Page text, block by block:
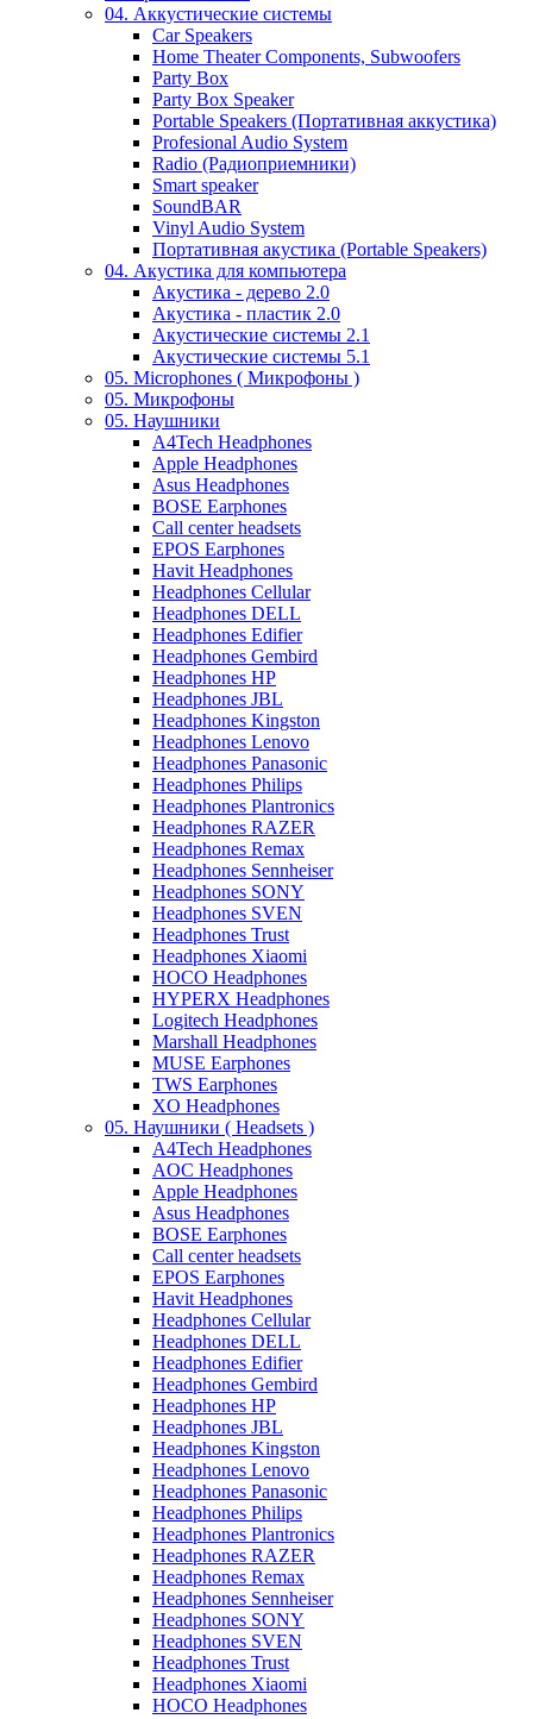
04. Аккустические системы
Car Speakers
Home Theater Components, Subwoofers
Party Box
Party Box Speaker
Portable Speakers (Портативная аккустика)
Profesional Audio System
Radio (Радиоприемники)
Smart speaker
SoundBAR
Vinyl Audio System
Портативная акустика (Portable Speakers)
04. Акустика для компьютера
Акустика - дерево 2.0
Акустика - пластик 2.0
Акустические системы 2.1
Акустические системы 5.1
05. Microphones ( Микрофоны )
05. Микрофоны
05. Наушники
A4Tech Headphones
Apple Headphones
Asus Headphones
BOSE Earphones
Call center headsets
EPOS Earphones
Havit Headphones
Headphones Cellular
Headphones DELL
Headphones Edifier
Headphones Gembird
Headphones HP
Headphones JBL
Headphones Kingston
Headphones Lenovo
Headphones Panasonic
Headphones Philips
Headphones Plantronics
Headphones RAZER
Headphones Remax
Headphones Sennheiser
Headphones SONY
Headphones SVEN
Headphones Trust
Headphones Xiaomi
HOCO Headphones
HYPERX Headphones
Logitech Headphones
Marshall Headphones
MUSE Earphones
TWS Earphones
XO Headphones
05. Наушники ( Headsets )
A4Tech Headphones
AOC Headphones
Apple Headphones
Asus Headphones
BOSE Earphones
Call center headsets
EPOS Earphones
Havit Headphones
Headphones Cellular
Headphones DELL
Headphones Edifier
Headphones Gembird
Headphones HP
Headphones JBL
Headphones Kingston
Headphones Lenovo
Headphones Panasonic
Headphones Philips
Headphones Plantronics
Headphones RAZER
Headphones Remax
Headphones Sennheiser
Headphones SONY
Headphones SVEN
Headphones Trust
Headphones Xiaomi
HOCO Headphones